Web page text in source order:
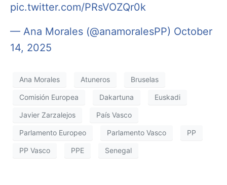
pic.twitter.com/PRsVOZQr0k
— Ana Morales (@anamoralesPP) October
14, 2025
Ana Morales Atuneros Bruselas
Comisión Europea Dakartuna Euskadi
Javier Zarzalejos País Vasco
Parlamento Europeo Parlamento Vasco PP
PP Vasco PPE Senegal